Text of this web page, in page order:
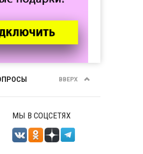
ВВЕРХ
МЫ В СОЦСЕТЯХ